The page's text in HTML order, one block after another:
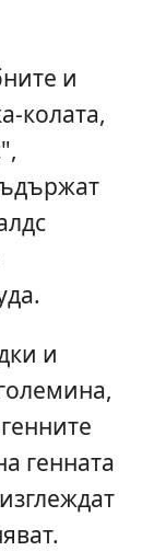
и
колата,
и
генната